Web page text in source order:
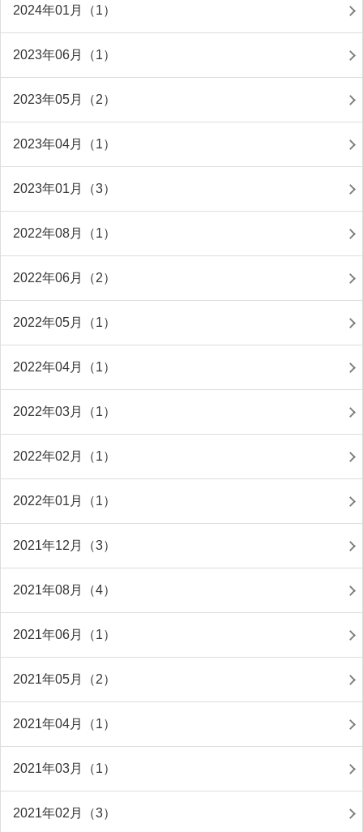
2024年01月（1）
2023年06月（1）
2023年05月（2）
2023年04月（1）
2023年01月（3）
2022年08月（1）
2022年06月（2）
2022年05月（1）
2022年04月（1）
2022年03月（1）
2022年02月（1）
2022年01月（1）
2021年12月（3）
2021年08月（4）
2021年06月（1）
2021年05月（2）
2021年04月（1）
2021年03月（1）
2021年02月（3）